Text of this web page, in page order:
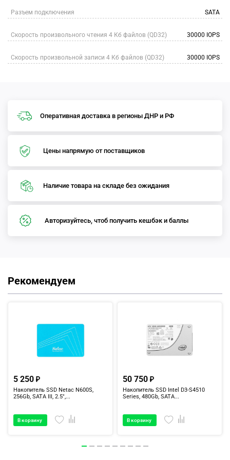
Разъем подключения SATA
Скорость произвольного чтения 4 Кб файлов (QD32) 30000 IOPS
Скорость произвольной записи 4 Кб файлов (QD32) 30000 IOPS
Оперативная доставка в регионы ДНР и РФ
Цены напрямую от поставщиков
Наличие товара на складе без ожидания
Авторизуйтесь, чтоб получить кешбэк и баллы
Рекомендуем
5 250
Накопитель SSD Netac N600S,
256Gb, SATA III, 2.5",...
В корзину
50 750
Накопитель SSD Intel D3-S4510
Series, 480Gb, SATA...
В корзину